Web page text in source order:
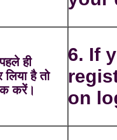
ही
है तो
करें।
6. If
on